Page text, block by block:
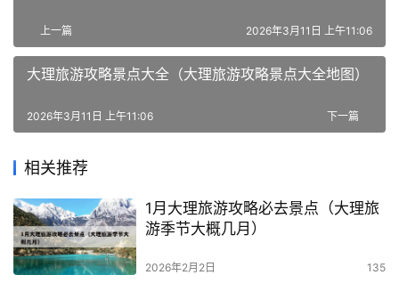
上一篇 2026年3月11日 上午11:06
大理旅游攻略景点大全（大理旅游攻略景点大全地图）
下一篇
2026年3月11日 上午11:06
相关推荐
1月大理旅游攻略必去景点（大理旅
游季节大概几月）
2026年2月2日 135